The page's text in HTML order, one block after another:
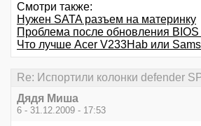
Смотри также:
Нужен SATA разъем на материнку
Проблема после обновления
Что лучше Acer V233Hab или
Re: Испортили колонки defender
Дядя Миша
6 - 31.12.2009 - 17:53